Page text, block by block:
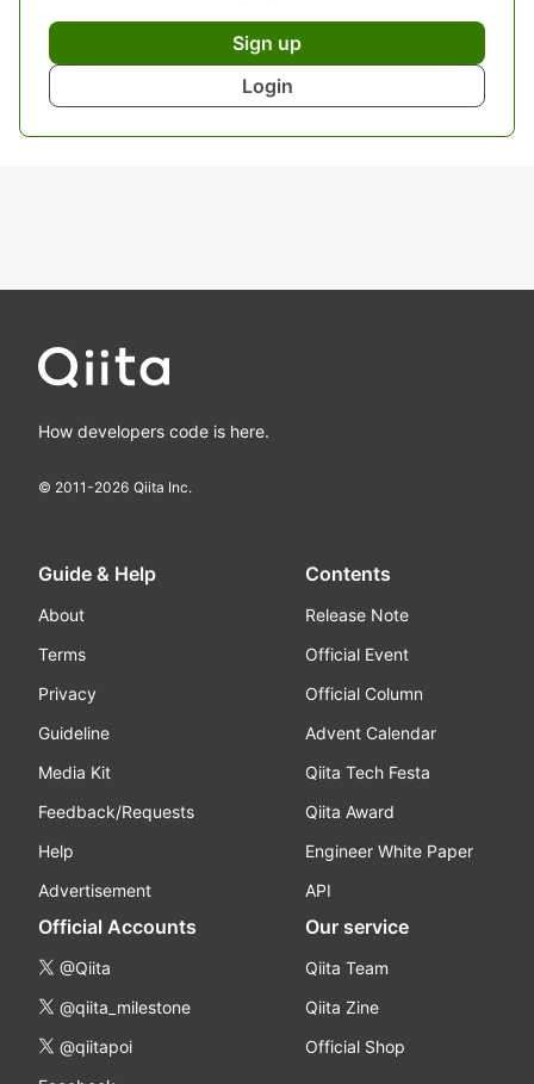
Sign up
Login
How developers code is here.
© 2011-2026 Qiita Inc.
Guide & Help
About
Terms
Privacy
Guideline
Media Kit
Feedback/Requests
Help
Advertisement
Contents
Release Note
Official Event
Official Column
Advent Calendar
Qiita Tech Festa
Qiita Award
Engineer White Paper
API
Official Accounts
@Qiita
@qiita_milestone
@qiitapoi
Our service
Qiita Team
Qiita Zine
Official Shop